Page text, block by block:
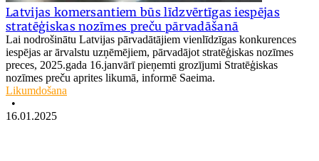
Latvijas komersantiem būs līdzvērtīgas iespējas
stratēģiskas nozīmes preču pārvadāšanā
Lai nodrošinātu Latvijas pārvadātājiem vienlīdzīgas konkurences
iespējas ar ārvalstu uzņēmējiem, pārvadājot stratēģiskas nozīmes
preces, 2025.gada 16.janvārī pieņemti grozījumi Stratēģiskas
nozīmes preču aprites likumā, informē Saeima.
Likumdošana
•
16.01.2025